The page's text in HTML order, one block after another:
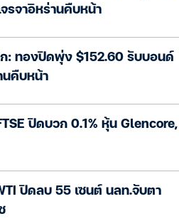
จาอิหร่านคืบหน้า
: ทองปิดพุ่ง $152.60 รับบอนด์
นคืบหน้า
ปิดบวก 0.1% หุ้น Glencore,
ปิดลบ 55 เซนต์ นลท.จับตา